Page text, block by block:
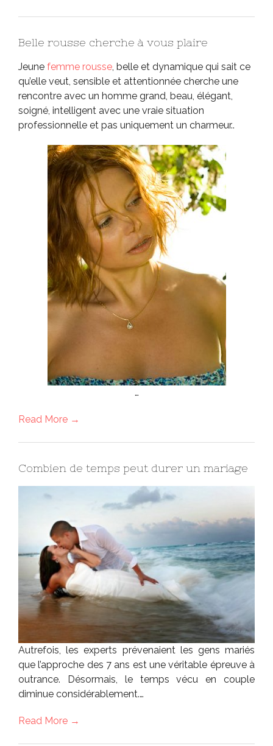
Belle rousse cherche à vous plaire
Jeune femme rousse, belle et dynamique qui sait ce
qu’elle veut, sensible et attentionnée cherche une
rencontre avec un homme grand, beau, élégant,
soigné, intelligent avec une vraie situation
professionnelle et pas uniquement un charmeur..
…
Read More →
Combien de temps peut durer un mariage
Autrefois, les experts prévenaient les gens mariés
que l’approche des 7 ans est une véritable épreuve à
outrance. Désormais, le temps vécu en couple
diminue considérablement.…
Read More →